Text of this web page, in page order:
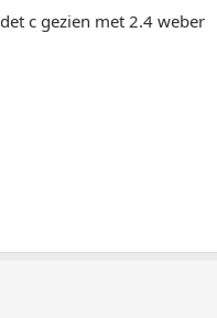
c gezien met 2.4 weber